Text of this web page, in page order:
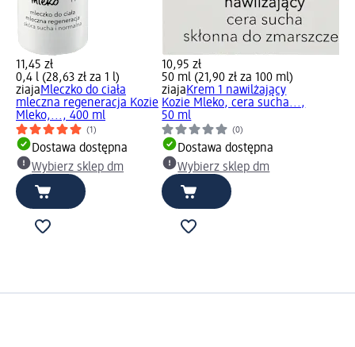
11,45 zł
0,4 l (28,63 zł za 1 l)
ziajaMleczko do ciała
mleczna regeneracja Kozie
Mleko,..., 400 ml
(1)
Dostawa dostępna
Wybierz sklep dm
10,95 zł
50 ml (21,90 zł za 100 ml)
ziajaKrem 1 nawilżający
Kozie Mleko, cera sucha...,
50 ml
(0)
Dostawa dostępna
Wybierz sklep dm